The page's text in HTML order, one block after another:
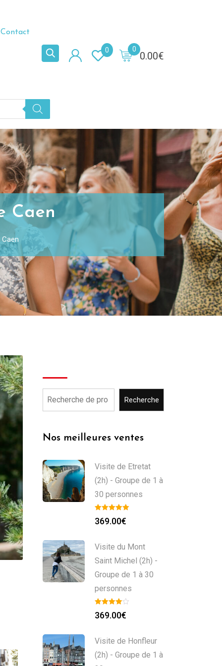
Contact
0.00€
0
0
Caen
Recherche
Nos meilleures ventes
Visite de Etretat
(2h) - Groupe de 1 à
30 personnes
369.00€
Visite du Mont
Saint Michel (2h) -
Groupe de 1 à 30
personnes
369.00€
Visite de Honfleur
(2h) - Groupe de 1 à